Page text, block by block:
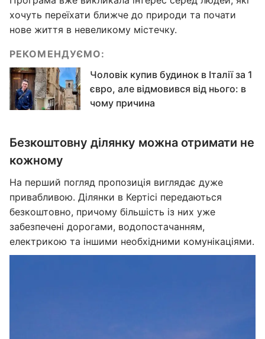
хочуть переїхати ближче до природи та почати
нове життя в невеликому містечку.
РЕКОМЕНДУЄМО:
Чоловік купив будинок в Італії за 1
євро, але відмовився від нього: в
чому причина
Безкоштовну ділянку можна отримати не
кожному
На перший погляд пропозиція виглядає дуже
привабливою. Ділянки в Кертісі передаються
безкоштовно, причому більшість із них уже
забезпечені дорогами, водопостачанням,
електрикою та іншими необхідними комунікаціями.